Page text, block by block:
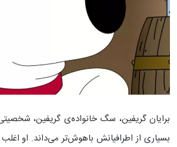
برایان گریفین، سگ خانواده‌ی گریفین،
بسیاری از اطرافیانش باهوش‌تر می‌داند. او